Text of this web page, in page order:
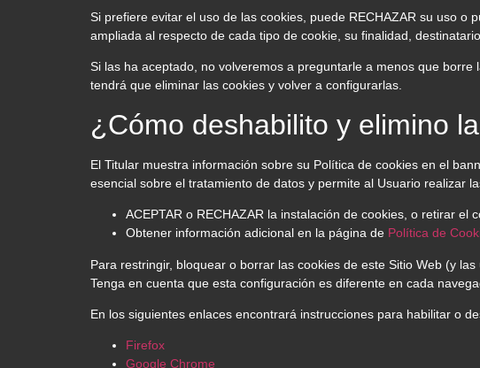
Si prefiere evitar el uso de las cookies, puede RECHAZAR su uso
ampliada al respecto de cada tipo de cookie, su finalidad,
Si las ha aceptado, no volveremos a preguntarle a menos que
tendrá que eliminar las cookies y volver a configurarlas.
¿Cómo deshabilito y elimino
El Titular muestra información sobre su Política de cookies en el
esencial sobre el tratamiento de datos y permite al Usuario realizar
ACEPTAR o RECHAZAR la instalación de cookies, o retirar el
Obtener información adicional en la página de Política de
Para restringir, bloquear o borrar las cookies de este Sitio Web (y
Tenga en cuenta que esta configuración es diferente en cada
En los siguientes enlaces encontrará instrucciones para habilitar o
Firefox
Google Chrome